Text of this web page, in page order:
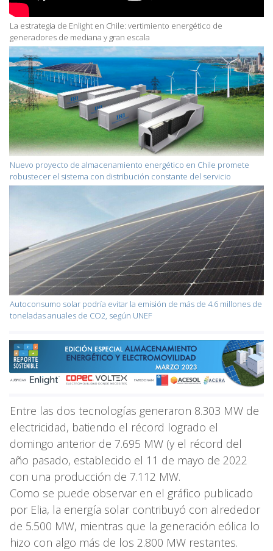
La estrategia de Enlight en Chile: vertimiento energético de
generadores de mediana y gran escala
Nuevo proyecto de almacenamiento energético en Chile promete
robustecer el sistema con distribución constante del servicio
Autoconsumo solar podría evitar la emisión de más de 4.6 millones de
toneladas anuales de CO2, según UNEF
Entre las dos tecnologías generaron 8.303 MW de
electricidad, batiendo el récord logrado el
domingo anterior de 7.695 MW (y el récord del
año pasado, establecido el 11 de mayo de 2022
con una producción de 7.112 MW.
Como se puede observar en el gráfico publicado
por Elia, la energía solar contribuyó con alrededor
de 5.500 MW, mientras que la generación eólica lo
hizo con algo más de los 2.800 MW restantes.